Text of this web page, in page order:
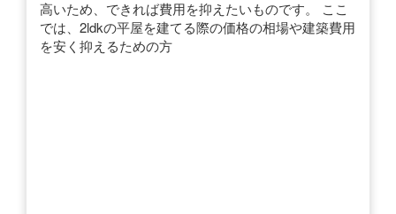
高いため、できれば費用を抑えたいものです。 ここ
では、2ldkの平屋を建てる際の価格の相場や建築費用
を安く抑えるための方